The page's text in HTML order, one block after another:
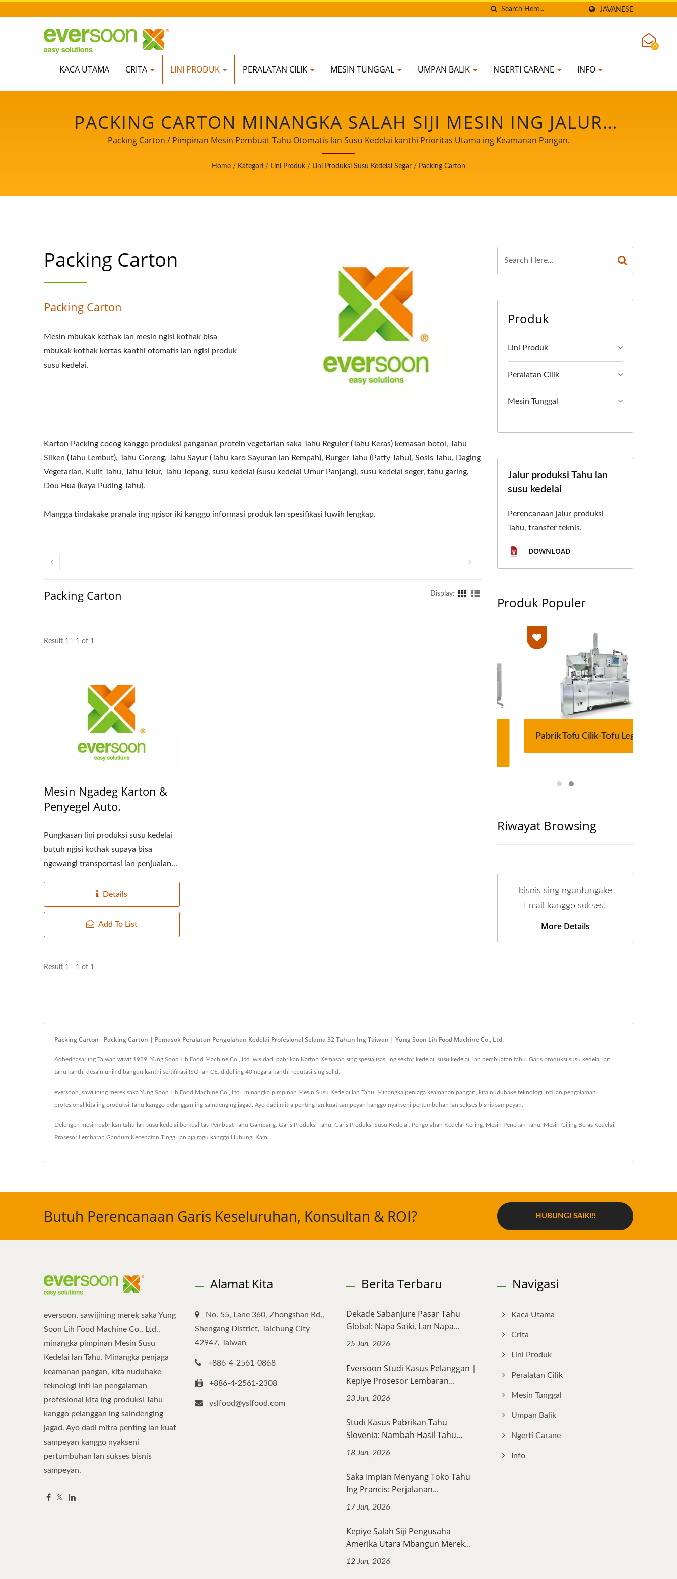
JAVANESE
KACA UTAMA CRITA LINI PRODUK PERALATAN CILIK MESIN TUNGGAL UMPAN BALIK NGERTI CARANE INFO
0
PACKING CARTON MINANGKA SALAH SIJI MESIN ING JALUR
PRODUKSI SUSU KEDELAI SEGAR. / PIMPINAN MESIN PEMBUAT
TAHU OTOMATIS LAN SUSU KEDELAI KANTHI PRIORITAS
UTAMA ING KEAMANAN PANGAN.
Packing Carton / Pimpinan Mesin Pembuat Tahu Otomatis lan Susu Kedelai kanthi Prioritas Utama ing Keamanan Pangan.
Home / Kategori / Lini Produk / Lini Produksi Susu Kedelai Segar / Packing Carton
Packing Carton
Packing Carton
Mesin mbukak kothak lan mesin ngisi kothak bisa
mbukak kothak kertas kanthi otomatis lan ngisi produk
susu kedelai.
Karton Packing cocog kanggo produksi panganan protein vegetarian saka Tahu Reguler (Tahu Keras) kemasan botol, Tahu
Silken (Tahu Lembut), Tahu Goreng, Tahu Sayur (Tahu karo Sayuran lan Rempah), Burger Tahu (Patty Tahu), Sosis Tahu, Daging
Vegetarian, Kulit Tahu, Tahu Telur, Tahu Jepang, susu kedelai (susu kedelai Umur Panjang), susu kedelai seger, tahu garing,
Dou Hua (kaya Puding Tahu).
Mangga tindakake pranala ing ngisor iki kanggo informasi produk lan spesifikasi luwih lengkap.
Packing Carton Display:
Result 1 - 1 of 1
Mesin Ngadeg Karton &
Penyegel Auto.
Pungkasan lini produksi susu kedelai
butuh ngisi kothak supaya bisa
ngewangi transportasi lan penjualan...
Details
Add To List
Result 1 - 1 of 1
Produk
Lini Produk
Peralatan Cilik
Mesin Tunggal
Jalur produksi Tahu lan
susu kedelai
Perencanaan jalur produksi
Tahu, transfer teknis.
DOWNLOAD
Produk Populer
Lini Produksi Tofu Otomatis
220kg Kedelai Kering
Pabrik Tofu Cilik-Tofu Legend
Riwayat Browsing
bisnis sing nguntungake
Email kanggo sukses!
More Details
Packing Carton - Packing Carton | Pemasok Peralatan Pengolahan Kedelai Profesional Selama 32 Tahun Ing Taiwan | Yung Soon Lih Food Machine Co., Ltd.
Adhedhasar ing Taiwan wiwit 1989, Yung Soon Lih Food Machine Co., Ltd. wis dadi pabrikan Karton Kemasan sing spesialisasi ing sektor kedelai, susu kedelai, lan pembuatan tahu. Garis produksi susu kedelai lan
tahu kanthi desain unik dibangun kanthi sertifikasi ISO lan CE, didol ing 40 negara kanthi reputasi sing solid.
eversoon, sawijining merek saka Yung Soon Lih Food Machine Co., Ltd., minangka pimpinan Mesin Susu Kedelai lan Tahu. Minangka penjaga keamanan pangan, kita nuduhake teknologi inti lan pengalaman
profesional kita ing produksi Tahu kanggo pelanggan ing saindenging jagad. Ayo dadi mitra penting lan kuat sampeyan kanggo nyakseni pertumbuhan lan sukses bisnis sampeyan.
Delengen mesin pabrikan tahu lan susu kedelai berkualitas Pembuat Tahu Gampang Garis Produksi Tahu Garis Produksi Susu Kedelai Pengolahan Kedelai Kering Mesin Penekan Tahu Mesin Giling Beras Kedelai
Prosesor Lembaran Gandum Kecepatan Tinggi lan aja ragu kanggo Hubungi Kami
Butuh Perencanaan Garis Keseluruhan, Konsultan & ROI? HUBUNGI SAIKI!!
eversoon, sawijining merek saka Yung
Soon Lih Food Machine Co., Ltd.,
minangka pimpinan Mesin Susu
Kedelai lan Tahu. Minangka penjaga
keamanan pangan, kita nuduhake
teknologi inti lan pengalaman
profesional kita ing produksi Tahu
kanggo pelanggan ing saindenging
jagad. Ayo dadi mitra penting lan kuat
sampeyan kanggo nyakseni
pertumbuhan lan sukses bisnis
sampeyan.
Alamat Kita
No. 55, Lane 360, Zhongshan Rd.,
Shengang District, Taichung City
42947, Taiwan
+886-4-2561-0868
+886-4-2561-2308
yslfood@yslfood.com
Berita Terbaru
Dekade Sabanjure Pasar Tahu
Global: Napa Saiki, Lan Napa...
25 Jun, 2026
Eversoon Studi Kasus Pelanggan｜
Kepiye Prosesor Lembaran...
23 Jun, 2026
Studi Kasus Pabrikan Tahu
Slovenia: Nambah Hasil Tahu...
18 Jun, 2026
Saka Impian Menyang Toko Tahu
Ing Prancis: Perjalanan...
17 Jun, 2026
Kepiye Salah Siji Pengusaha
Amerika Utara Mbangun Merek...
12 Jun, 2026
Navigasi
Kaca Utama
Crita
Lini Produk
Peralatan Cilik
Mesin Tunggal
Umpan Balik
Ngerti Carane
Info